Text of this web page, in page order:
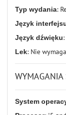
Typ wydania:
Język
Język dźwięku
Lek: Nie
WYMAGANIA
System